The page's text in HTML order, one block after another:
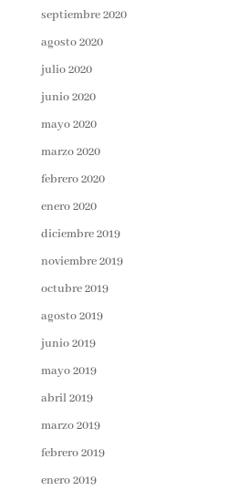
septiembre 2020
agosto 2020
julio 2020
junio 2020
mayo 2020
marzo 2020
febrero 2020
enero 2020
diciembre 2019
noviembre 2019
octubre 2019
agosto 2019
junio 2019
mayo 2019
abril 2019
marzo 2019
febrero 2019
enero 2019